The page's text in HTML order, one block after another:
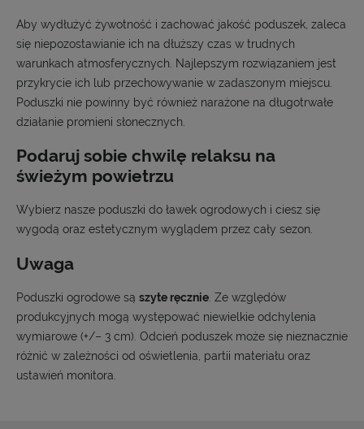
Aby wydłużyć żywotność i zachować jakość poduszek, zaleca
się niepozostawianie ich na dłuższy czas w trudnych
warunkach atmosferycznych. Najlepszym rozwiązaniem jest
przykrycie ich lub przechowywanie w zadaszonym miejscu.
Poduszki nie powinny być również narażone na długotrwałe
działanie promieni słonecznych.
Podaruj sobie chwilę relaksu na
świeżym powietrzu
Wybierz nasze poduszki do ławek ogrodowych i ciesz się
wygodą oraz estetycznym wyglądem przez cały sezon.
Uwaga
Poduszki ogrodowe są szyte ręcznie. Ze względów
produkcyjnych mogą występować niewielkie odchylenia
wymiarowe (+/– 3 cm). Odcień poduszek może się nieznacznie
różnić w zależności od oświetlenia, partii materiału oraz
ustawień monitora.